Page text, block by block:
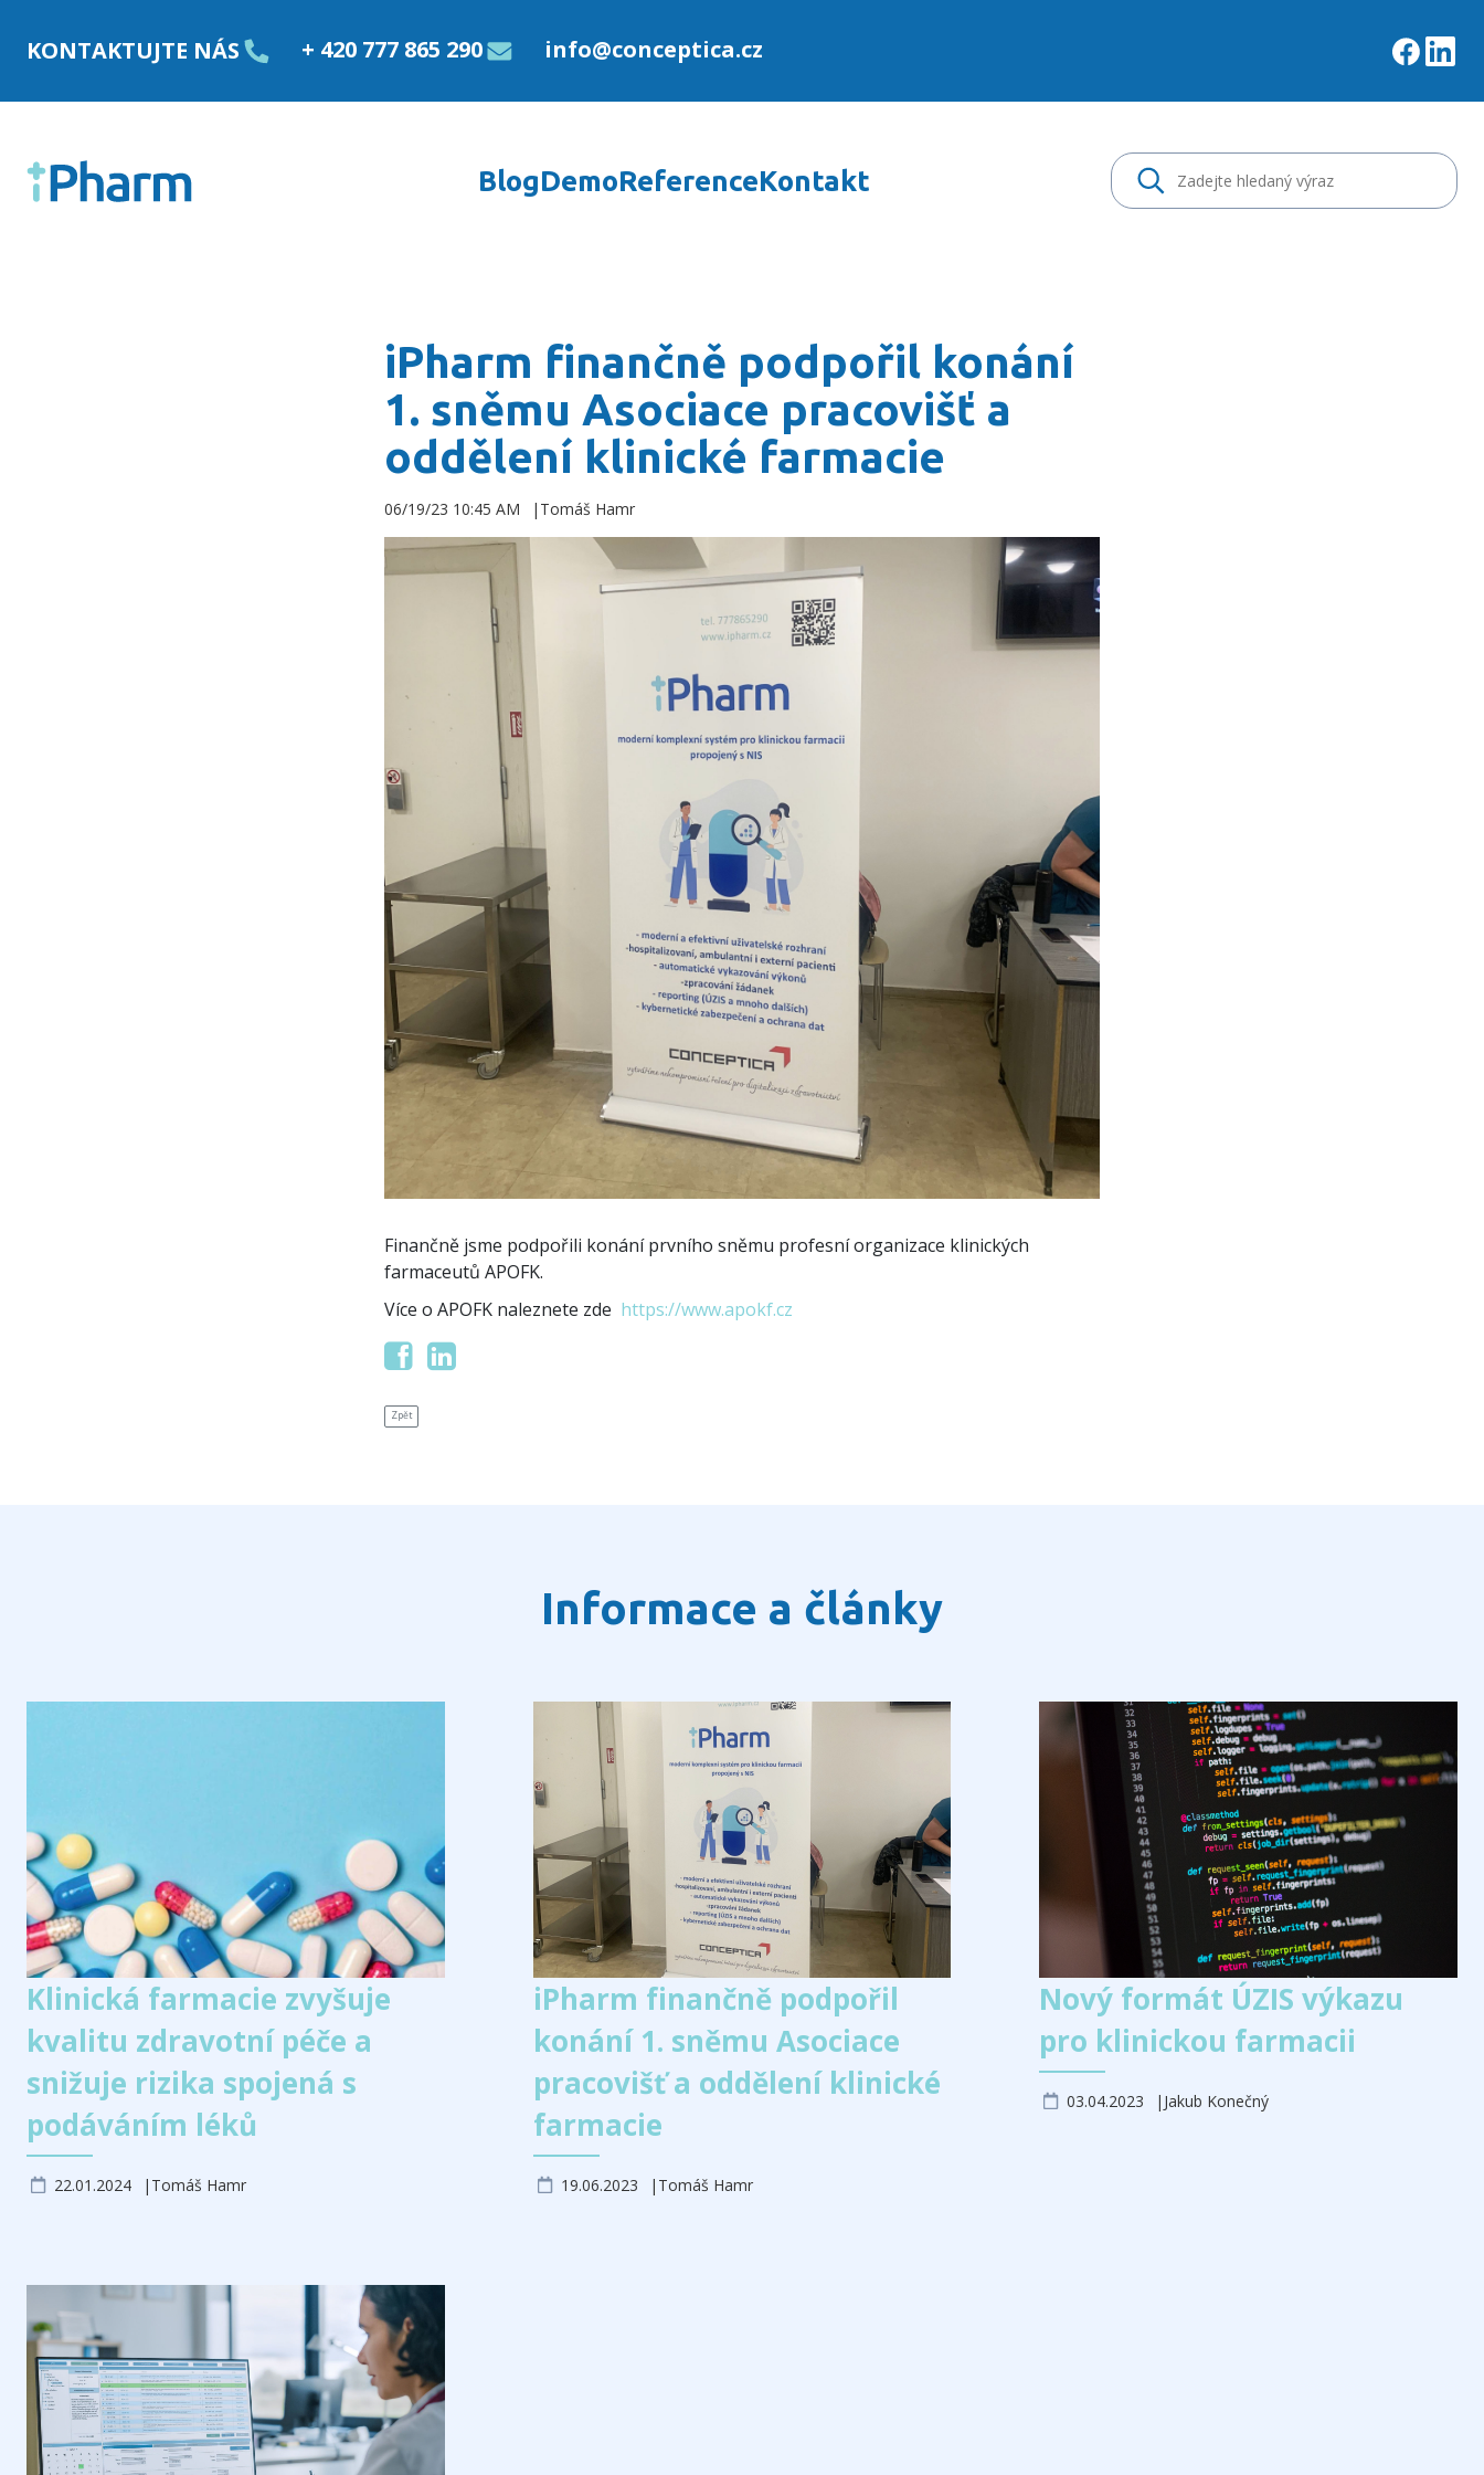
KONTAKTUJTE NÁS + 420 777 865 290 info@conceptica.cz
BlogDemoReferenceKontakt
iPharm finančně podpořil konání
1. sněmu Asociace pracovišť a
oddělení klinické farmacie
06/19/23 10:45 AM Tomáš Hamr
Finančně jsme podpořili konání prvního sněmu profesní organizace klinických
farmaceutů APOFK.
Více o APOFK naleznete zde https://www.apokf.cz
Zpět
Informace a články
Klinická farmacie zvyšuje
kvalitu zdravotní péče a
snižuje rizika spojená s
podáváním léků
22.01.2024 Tomáš Hamr
iPharm finančně podpořil
konání 1. sněmu Asociace
pracovišť a oddělení klinické
farmacie
19.06.2023 Tomáš Hamr
Nový formát ÚZIS výkazu
pro klinickou farmacii
03.04.2023 Jakub Konečný